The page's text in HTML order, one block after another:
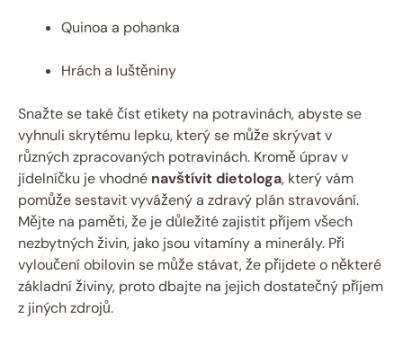
Quinoa a pohanka
Hrách a luštěniny
Snažte se také číst etikety​ na ‌potravinách, abyste se ​
vyhnuli skrytému⁣ lepku, který se může skrývat v
různých zpracovaných potravinách. Kromě úprav v ​
jídelníčku je vhodné navštívit dietologa, který⁣ vám
pomůže sestavit vyvážený a zdravý plán ‌stravování.
⁤Mějte na paměti, že je důležité zajistit příjem⁤ všech
nezbytných živin, jako jsou⁤ vitamíny a minerály. Při
vyloučení⁣ obilovin se⁢ může stávat, ‌že přijdete⁣ o některé⁤
základní živiny, proto⁢ dbajte na jejich dostatečný příjem
z jiných zdrojů.